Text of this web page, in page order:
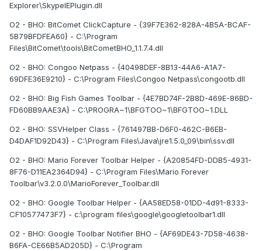
Explorer\SkypeIEPlugin.dll
O2 - BHO: BitComet ClickCapture - {39F7E362-828A-4B5A-BCAF-
5B79BFDFEA60} - C:\Program
Files\BitComet\tools\BitCometBHO_1.1.7.4.dll
O2 - BHO: Congoo Netpass - {40498DEF-8B13-44A6-A1A7-
69DFE36E9210} - C:\Program Files\Congoo Netpass\congootb.dll
O2 - BHO: Big Fish Games Toolbar - {4E7BD74F-2B8D-469E-86BD-
FD60BB9AAE3A} - C:\PROGRA~1\BFGTOO~1\BFGTOO~1.DLL
O2 - BHO: SSVHelper Class - {761497BB-D6F0-462C-B6EB-
D4DAF1D92D43} - C:\Program Files\Java\jre1.5.0_09\bin\ssv.dll
O2 - BHO: Mario Forever Toolbar Helper - {A20854FD-DDB5-4931-
8F76-D11EA2364D94} - C:\Program Files\Mario Forever
Toolbar\v3.2.0.0\MarioForever_Toolbar.dll
O2 - BHO: Google Toolbar Helper - {AA58ED58-01DD-4d91-8333-
CF10577473F7} - c:\program files\google\googletoolbar1.dll
O2 - BHO: Google Toolbar Notifier BHO - {AF69DE43-7D58-4638-
B6FA-CE66B5AD205D} - C:\Program